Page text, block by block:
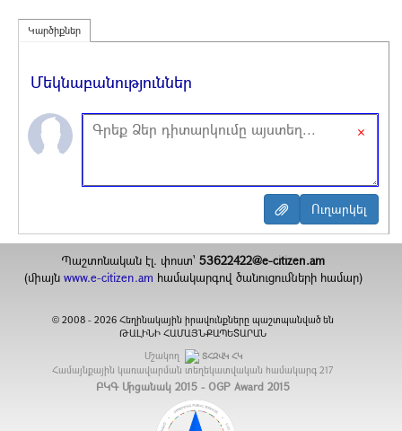
Կարծիքներ
Մեկնաբանություններ
×
Պաշտոնական էլ. փոստ`53622422@e-citizen.am
(միայն www.e-citizen.am համակարգով ծանուցումների համար)
© 2008 -2026 Հեղինակային իրավունքները պաշտպանված են
ԹԱԼԻՆԻ ՀԱՄԱՅՆՔԱՊԵՏԱՐԱՆ
Մշակող
ՏՀԶՎԿ ՀԿ
Համայնքային կառավարման տեղեկատվական համակարգ 217
ԲԿԳ Մրցանակ 2015 - OGP Award 2015